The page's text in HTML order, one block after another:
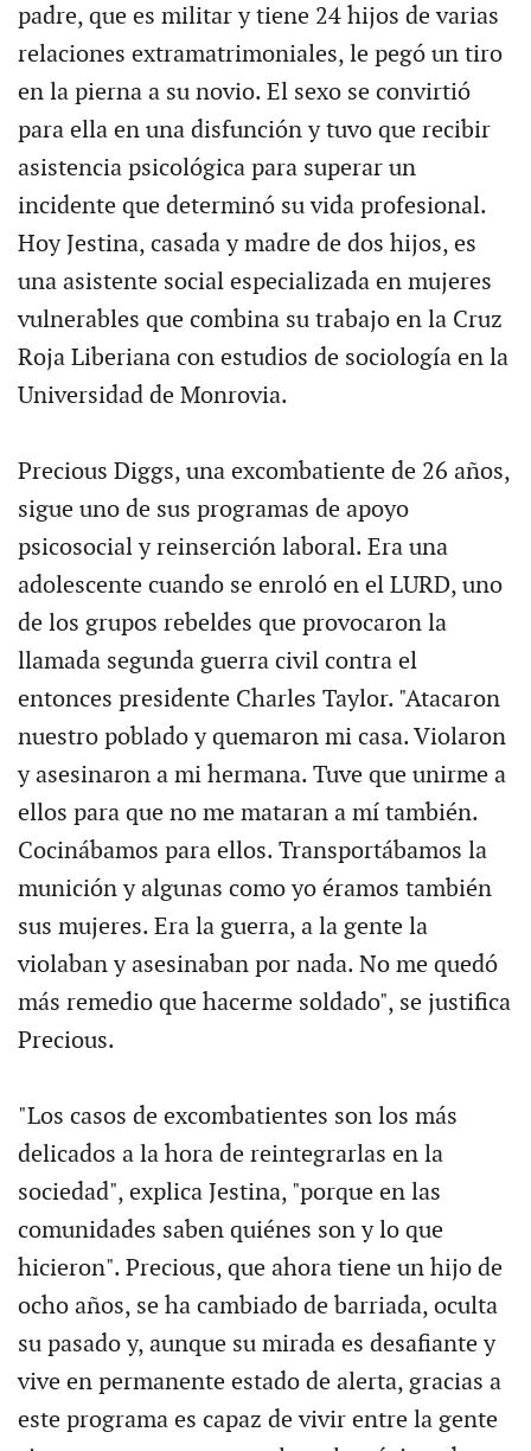
padre, que es militar y tiene 24 hijos de varias
relaciones extramatrimoniales, le pegó un tiro
en la pierna a su novio. El sexo se convirtió
para ella en una disfunción y tuvo que recibir
asistencia psicológica para superar un
incidente que determinó su vida profesional.
Hoy Jestina, casada y madre de dos hijos, es
una asistente social especializada en mujeres
vulnerables que combina su trabajo en la Cruz
Roja Liberiana con estudios de sociología en la
Universidad de Monrovia.
Precious Diggs, una excombatiente de 26 años,
sigue uno de sus programas de apoyo
psicosocial y reinserción laboral. Era una
adolescente cuando se enroló en el LURD, uno
de los grupos rebeldes que provocaron la
llamada segunda guerra civil contra el
entonces presidente Charles Taylor. "Atacaron
nuestro poblado y quemaron mi casa. Violaron
y asesinaron a mi hermana. Tuve que unirme a
ellos para que no me mataran a mí también.
Cocinábamos para ellos. Transportábamos la
munición y algunas como yo éramos también
sus mujeres. Era la guerra, a la gente la
violaban y asesinaban por nada. No me quedó
más remedio que hacerme soldado", se justifica
Precious.
"Los casos de excombatientes son los más
delicados a la hora de reintegrarlas en la
sociedad", explica Jestina, "porque en las
comunidades saben quiénes son y lo que
hicieron". Precious, que ahora tiene un hijo de
ocho años, se ha cambiado de barriada, oculta
su pasado y, aunque su mirada es desafiante y
vive en permanente estado de alerta, gracias a
este programa es capaz de vivir entre la gente